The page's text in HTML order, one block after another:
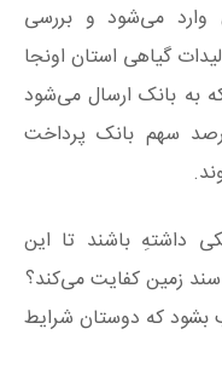
وارد می‌شود و بررسی
گیاهی استان اونجا
به بانک ارسال می‌شود
سهم آوردهِ متقاضی ۸۰ درصد سهم بانک پرداخت
داشتهِ باشند تا این
زمین کفایت می‌کند؟
بشود که دوستان شرایط